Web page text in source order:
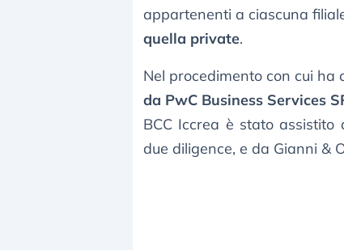
appartenenti a ciascuna
quella private.
Nel procedimento con cui ha
da PwC Business Services
BCC Iccrea è stato assistito
due diligence, e da Gianni &